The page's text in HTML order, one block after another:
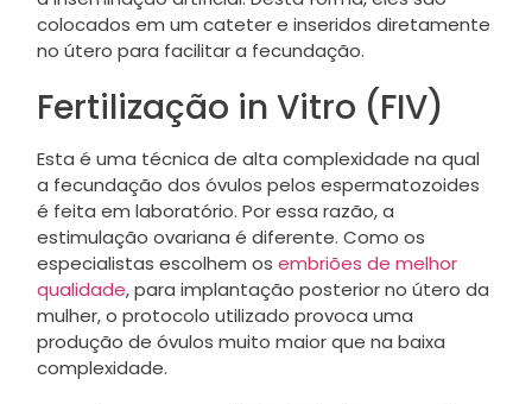
colocados em um cateter e inseridos diretamente
no útero para facilitar a fecundação.
Fertilização in Vitro (FIV)
Esta é uma técnica de alta complexidade na qual
a fecundação dos óvulos pelos espermatozoides
é feita em laboratório. Por essa razão, a
estimulação ovariana é diferente. Como os
especialistas escolhem os embriões de melhor
qualidade, para implantação posterior no útero da
mulher, o protocolo utilizado provoca uma
produção de óvulos muito maior que na baixa
complexidade.